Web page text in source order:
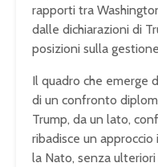
rapporti tra
dalle dichiarazioni di
posizioni sulla
Il quadro che emerge
di un confronto
Trump, da un lato,
ribadisce un
la Nato, senza